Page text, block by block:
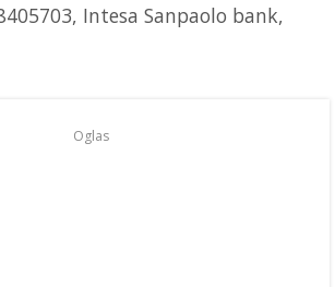
Intesa Sanpaolo bank,
Oglas